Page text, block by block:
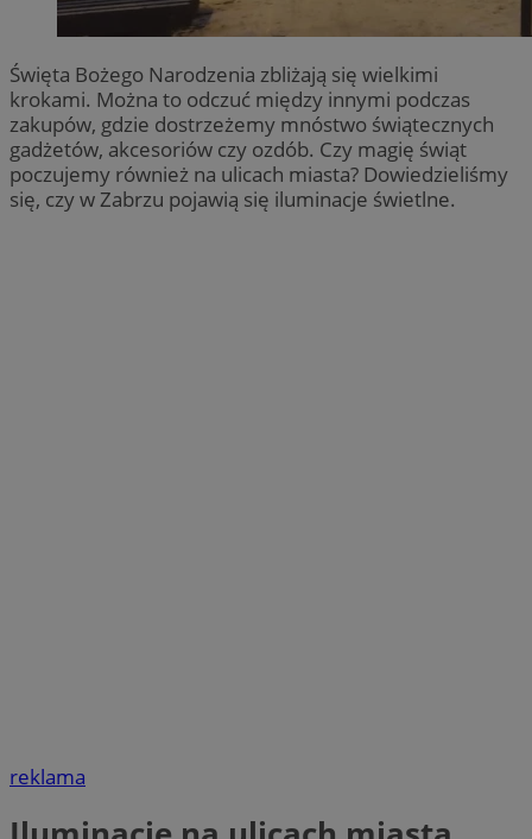
Święta Bożego Narodzenia zbliżają się wielkimi
krokami. Można to odczuć między innymi podczas
zakupów, gdzie dostrzeżemy mnóstwo świątecznych
gadżetów, akcesoriów czy ozdób. Czy magię świąt
poczujemy również na ulicach miasta? Dowiedzieliśmy
się, czy w Zabrzu pojawią się iluminacje świetlne.
reklama